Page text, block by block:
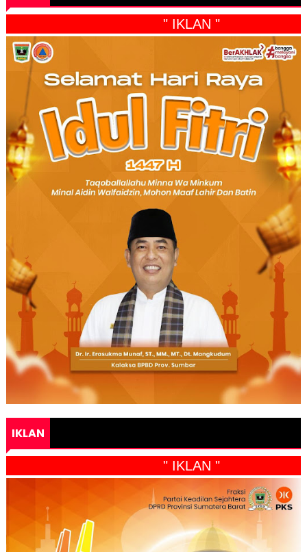
" IKLAN "
IKLAN
" IKLAN "